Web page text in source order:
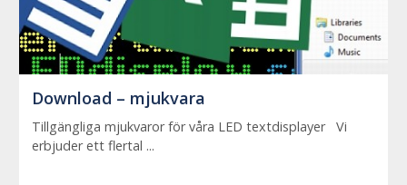
Download – mjukvara
Tillgängliga mjukvaror för våra LED textdisplayer Vi
erbjuder ett flertal ...